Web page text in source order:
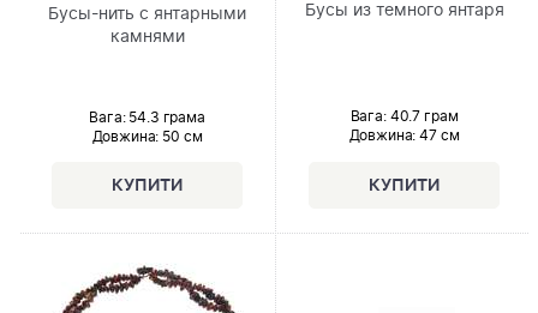
Бусы-нить с янтарными
камнями
Вага: 54.3 грама
Довжина: 50 см
Бусы из темного янтаря
Вага: 40.7 грам
Довжина: 47 см